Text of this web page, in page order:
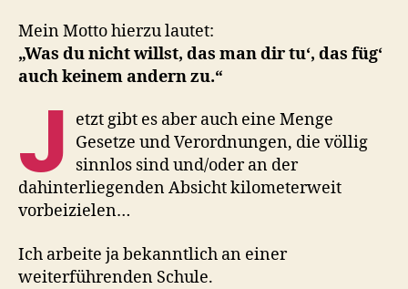
Mein Motto hierzu lautet:
„Was du nicht willst, das man dir tu‘, das füg‘
auch keinem andern zu.“
J
etzt gibt es aber auch eine Menge
Gesetze und Verordnungen, die völlig
sinnlos sind und/oder an der
dahinterliegenden Absicht kilometerweit
vorbeizielen…
Ich arbeite ja bekanntlich an einer
weiterführenden Schule.